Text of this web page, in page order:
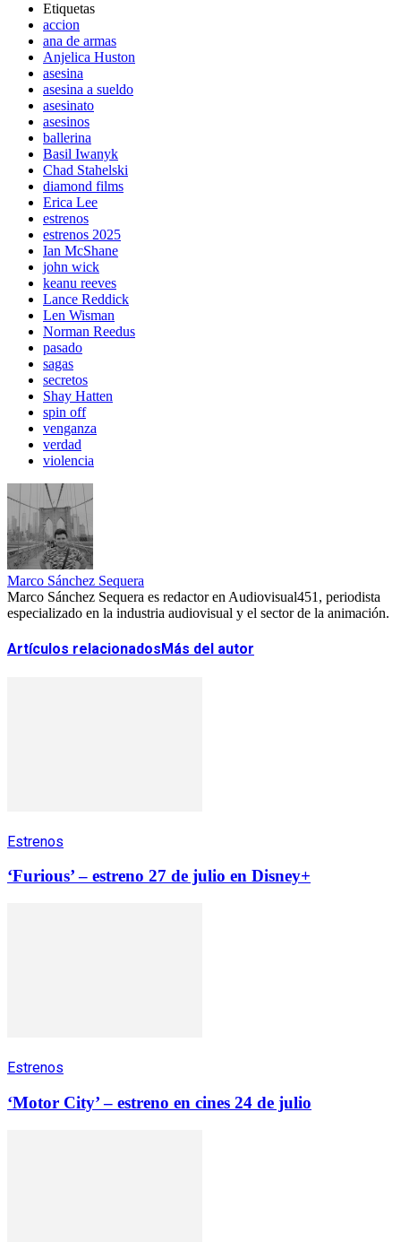
Etiquetas
accion
ana de armas
Anjelica Huston
asesina
asesina a sueldo
asesinato
asesinos
ballerina
Basil Iwanyk
Chad Stahelski
diamond films
Erica Lee
estrenos
estrenos 2025
Ian McShane
john wick
keanu reeves
Lance Reddick
Len Wisman
Norman Reedus
pasado
sagas
secretos
Shay Hatten
spin off
venganza
verdad
violencia
Marco Sánchez Sequera
Marco Sánchez Sequera es redactor en Audiovisual451, periodista
especializado en la industria audiovisual y el sector de la animación.
Artículos relacionados Más del autor
Estrenos
‘Furious’ – estreno 27 de julio en Disney+
Estrenos
‘Motor City’ – estreno en cines 24 de julio